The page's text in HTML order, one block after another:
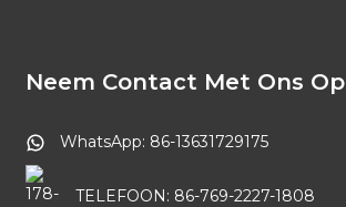
Neem Contact Met Ons Op
WhatsApp: 86-13631729175
TELEFOON: 86-769-2227-1808